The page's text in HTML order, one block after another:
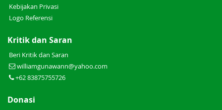
Kebijakan Privasi
Logo Referensi
Kritik dan Saran
Beri Kritik dan Saran
williamgunawann@yahoo.com
+62 83875755726
Donasi